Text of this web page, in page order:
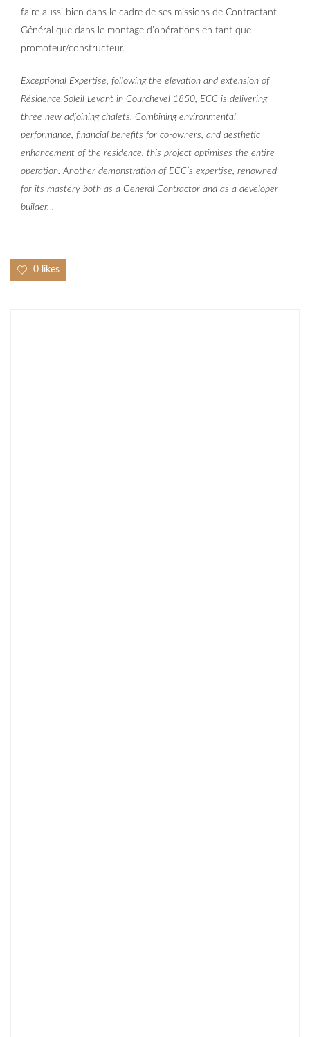
faire aussi bien dans le cadre de ses missions de Contractant
Général que dans le montage d’opérations en tant que
promoteur/constructeur.
Exceptional Expertise, following the elevation and extension of
Résidence Soleil Levant in Courchevel 1850, ECC is delivering
three new adjoining chalets. Combining environmental
performance, financial benefits for co-owners, and aesthetic
enhancement of the residence, this project optimises the entire
operation. Another demonstration of ECC’s expertise, renowned
for its mastery both as a General Contractor and as a developer-
builder. .
0 likes